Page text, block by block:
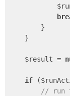
        }
    }
    $result =
if
// run